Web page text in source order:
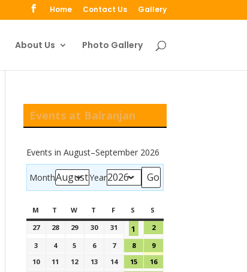
Home Contact Us Gallery
About Us Photo Gallery
Events at Balranjan
Events in August–September 2026
Month Year
M T W T F S
S
27
28 29 30 31 1
2
3
4 5 6 7 8
9
10
11 12 13 14 15
16